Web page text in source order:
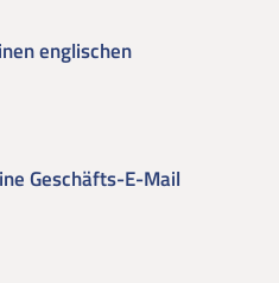
englischen
Geschäfts-E-Mail